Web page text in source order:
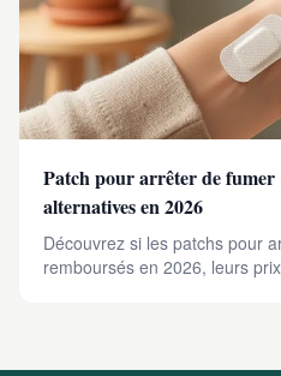
Patch pour arrêter de
alternatives en 2026
Découvrez si les patchs pour
remboursés en 2026, leurs